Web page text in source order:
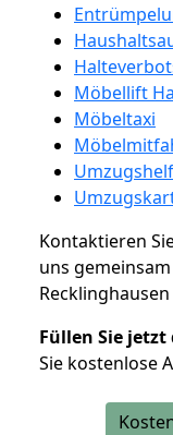
Möbellift
Möbeltaxi
Kontaktieren
uns
Füllen Sie
Sie kostenlose